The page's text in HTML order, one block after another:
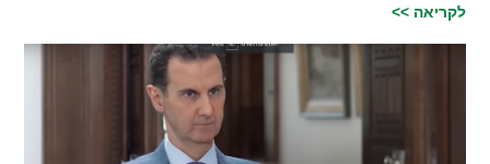
לקריאה >>